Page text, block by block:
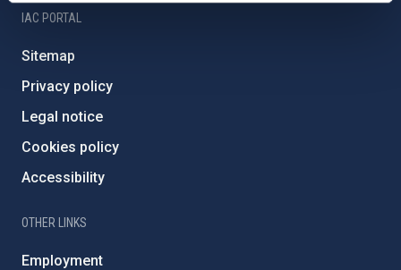
IAC PORTAL
Sitemap
Privacy policy
Legal notice
Cookies policy
Accessibility
OTHER LINKS
Employment